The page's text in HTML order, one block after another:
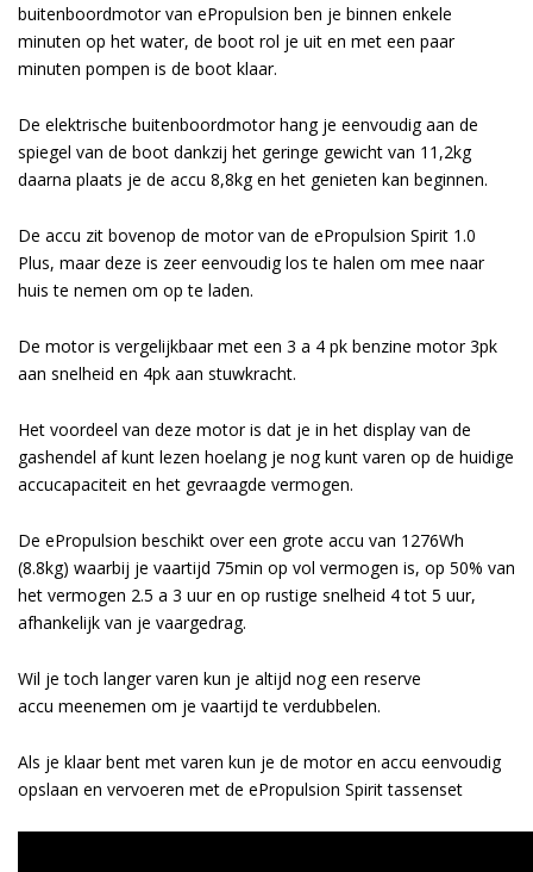
buitenboordmotor van ePropulsion ben je binnen enkele
minuten op het water, de boot rol je uit en met een paar
minuten pompen is de boot klaar.
De elektrische buitenboordmotor hang je eenvoudig aan de
spiegel van de boot dankzij het geringe gewicht van 11,2kg
daarna plaats je de accu 8,8kg en het genieten kan beginnen.
De accu zit bovenop de motor van de ePropulsion Spirit 1.0
Plus, maar deze is zeer eenvoudig los te halen om mee naar
huis te nemen om op te laden.
De motor is vergelijkbaar met een 3 a 4 pk benzine motor 3pk
aan snelheid en 4pk aan stuwkracht.
Het voordeel van deze motor is dat je in het display van de
gashendel af kunt lezen hoelang je nog kunt varen op de huidige
accucapaciteit en het gevraagde vermogen.
De ePropulsion beschikt over een grote accu van 1276Wh
(8.8kg) waarbij je vaartijd 75min op vol vermogen is, op 50% van
het vermogen 2.5 a 3 uur en op rustige snelheid 4 tot 5 uur,
afhankelijk van je vaargedrag.
Wil je toch langer varen kun je altijd nog een reserve
accu meenemen om je vaartijd te verdubbelen.
Als je klaar bent met varen kun je de motor en accu eenvoudig
opslaan en vervoeren met de ePropulsion Spirit tassenset